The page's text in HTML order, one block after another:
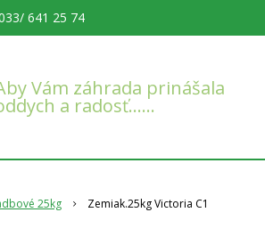
Vám záhrada prinášala
a radosť……
641 25 74
25kg Zemiak.25kg Victoria C1